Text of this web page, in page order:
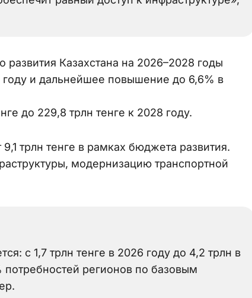
Казахстана на 2026–2028 годы
и дальнейшее повышение до 6,6% в
до 229,8 трлн тенге к 2028 году.
трлн тенге в рамках бюджета развития.
модернизацию транспортной
с 1,7 трлн тенге в 2026 году до 4,2 трлн в
потребностей регионов по базовым